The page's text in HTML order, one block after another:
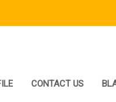
CONTACT US